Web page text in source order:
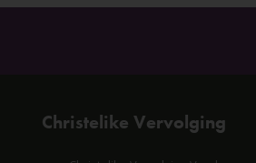
Christelike Vervolging